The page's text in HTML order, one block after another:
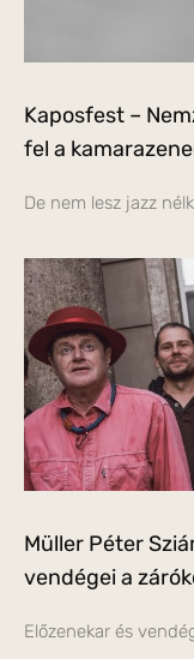
Kaposfest –
fel a
De nem lesz jazz
Müller Péter
vendégei a
Előzenekar és